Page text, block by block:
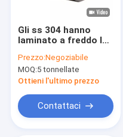
Gli ss 304 hanno
laminato a freddo la
3mm di acciaio
inossidabile bobina di
acciaio inossidabile
Prezzo:Negoziabile
MOQ:5 tonnellate
Ottieni l'ultimo prezzo
Contattaci